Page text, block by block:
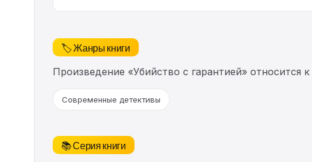
🏷️ Жанры книги
Произведение «Убийство с гарантией»
Современные детективы
📚 Серия книги